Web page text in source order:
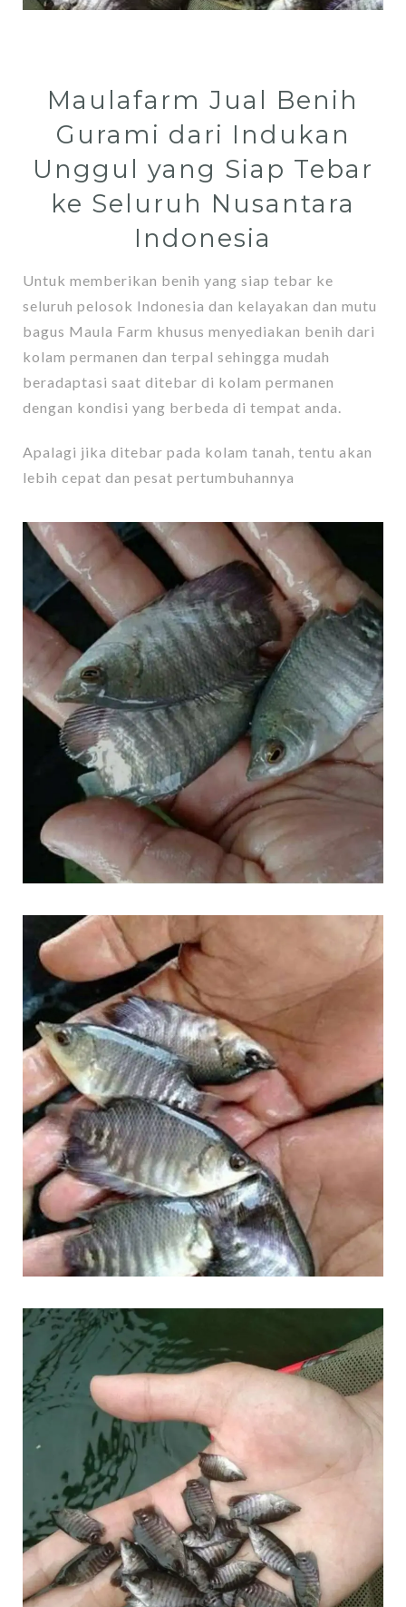
Maulafarm Jual Benih
Gurami dari Indukan
Unggul yang Siap Tebar
ke Seluruh Nusantara
Indonesia
Untuk memberikan benih yang siap tebar ke
seluruh pelosok Indonesia dan kelayakan dan mutu
bagus Maula Farm khusus menyediakan benih dari
kolam permanen dan terpal sehingga mudah
beradaptasi saat ditebar di kolam permanen
dengan kondisi yang berbeda di tempat anda.
Apalagi jika ditebar pada kolam tanah, tentu akan
lebih cepat dan pesat pertumbuhannya